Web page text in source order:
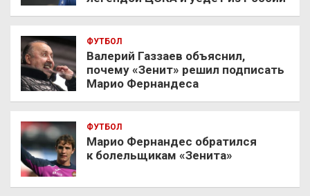
ФУТБОЛ
Валерий Газзаев объяснил,
почему «Зенит» решил подписать
Марио Фернандеса
ФУТБОЛ
Марио Фернандес обратился
к болельщикам «Зенита»